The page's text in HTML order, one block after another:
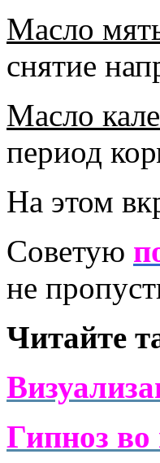
Масло
снятие
Масло
период
На этом
Советую
не
Читайте
Гипноз во